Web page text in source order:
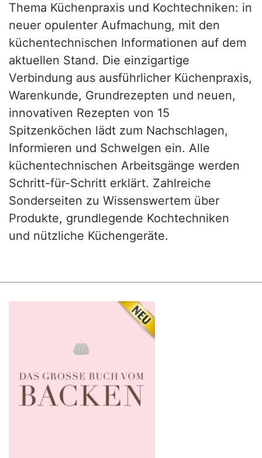
Thema Küchenpraxis und Kochtechniken: in
neuer opulenter Aufmachung, mit den
küchentechnischen Informationen auf dem
aktuellen Stand. Die einzigartige
Verbindung aus ausführlicher Küchenpraxis,
Warenkunde, Grundrezepten und neuen,
innovativen Rezepten von 15
Spitzenköchen lädt zum Nachschlagen,
Informieren und Schwelgen ein. Alle
küchentechnischen Arbeitsgänge werden
Schritt-für-Schritt erklärt. Zahlreiche
Sonderseiten zu Wissenswertem über
Produkte, grundlegende Kochtechniken
und nützliche Küchengeräte.